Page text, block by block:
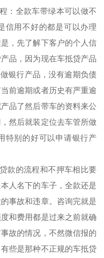
全款车带绿本可以做不
信用不好的都是可以办理
，先了解下客户的个人信
品，因为现在车抵贷产品
银行产品，没有逾期负债
前逾期或者历史有严重逾
品了然后带车的资料来公
然后就装定位去车管所做
特别的好可以申请银行产
的流程和不押车相比要
人名下的车子，全款还是
事故和违章。咨询完就是
和费用都是过来之前就确
故的情况，不然微信报的
些是那种不正规的车抵贷